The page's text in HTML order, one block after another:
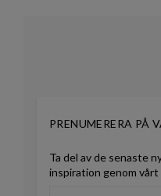
PRENUMERERA PÅ
Ta del av de senaste
inspiration genom